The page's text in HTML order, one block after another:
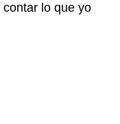
lo que yo